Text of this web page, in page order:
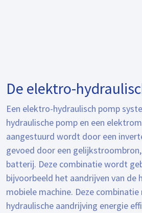
De elektro-
Een elektro-hydraulisch pomp
hydraulische pomp en een
aangestuurd wordt door een
gevoed door een
batterij. Deze combinatie wordt
bijvoorbeeld het aandrijven van de
mobiele machine. Deze
hydraulische aandrijving energie